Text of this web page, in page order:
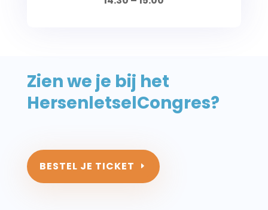
Zien we je bij het
HersenletselCongres?
BESTEL JE TICKET